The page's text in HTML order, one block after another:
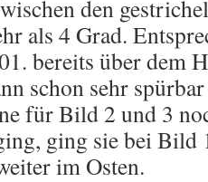
den
als 4 Grad.
bereits über dem
schon sehr
für Bild 2 und 3
ging sie bei Bild
im Osten.